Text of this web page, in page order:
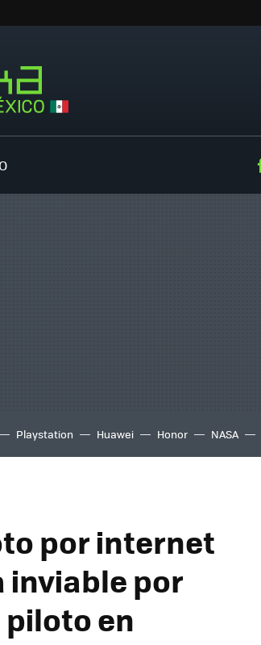
Playstation Huawei Honor NASA
por internet
inviable por
en